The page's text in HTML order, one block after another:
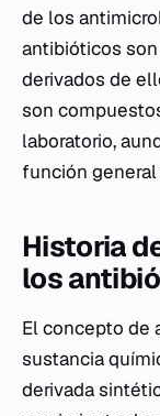
de los
antibióticos
derivados de
son
laboratorio,
función
Historia
los
El concepto de
sustancia
derivada